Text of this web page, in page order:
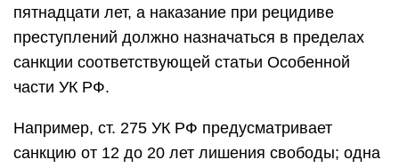
пятнадцати лет, а наказание при рецидиве
преступлений должно назначаться в пределах
санкции соответствующей статьи Особенной
части УК РФ.
Например, ст. 275 УК РФ предусматривает
санкцию от 12 до 20 лет лишения свободы; одна